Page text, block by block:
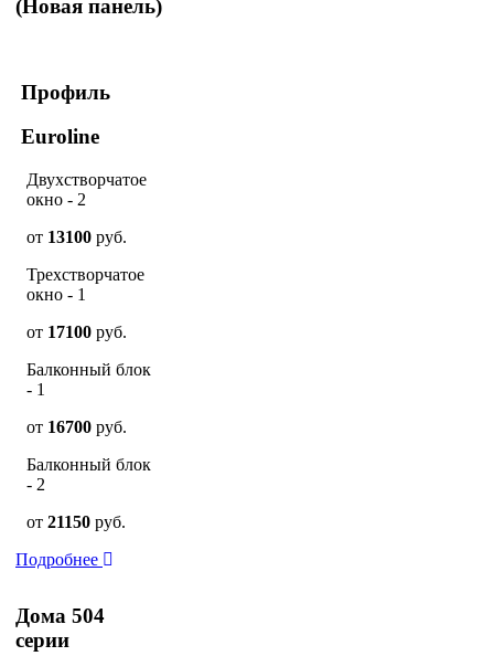
(Новая панель)
Профиль
Euroline
Двухстворчатое
окно - 2
от 13100 руб.
Трехстворчатое
окно - 1
от 17100 руб.
Балконный блок
- 1
от 16700 руб.
Балконный блок
- 2
от 21150 руб.
Подробнее
Дома 504
серии